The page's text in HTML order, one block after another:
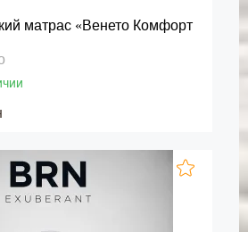
матрас «Венето Комфорт